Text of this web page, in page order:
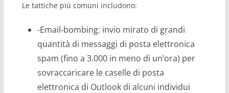
Le tattiche più comuni includono:
-Email-bombing: invio mirato di grandi
quantità di messaggi di posta elettronica
spam (fino a 3.000 in meno di un’ora) per
sovraccaricare le caselle di posta
elettronica di Outlook di alcuni individui